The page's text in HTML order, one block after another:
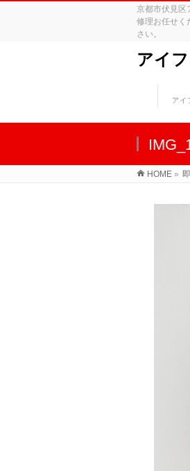
京都市伏見区
修理お任せく
さい。
アイ
アイ
HOME »